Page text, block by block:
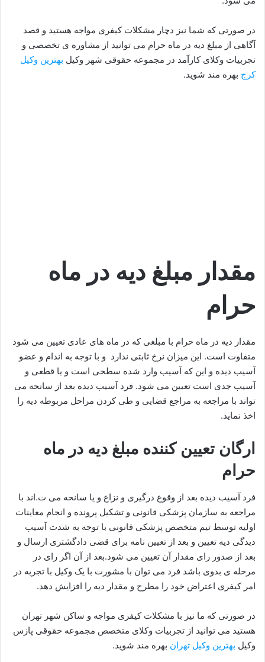
در صورتی که شما نیز دچار مشکلات کیفری مواجه هستید و قصد
آگاهی از مبلغ دیه در ماه حرام می توانید از مشاوره ی تخصصی و
تجربیات وکلای کارآمد در مجموعه حقوقی شهر وکیل بهترین وکیل
کرج بهره مند شوید.
مقدار مبلغ دیه در ماه
حرام
مقدار دیه در ماه حرام با مبلغی که در ماه های عادی تعیین می شود
متفاوت است. این میزان نرخ ثابتی ندارد و با توجه به اندام و عضو
آسیب دیده و این که آسیب وارد شده سطحی است و یا قطعی و
آسیب جدی است تعیین می شود. فرد آسیب دیده بعد از سانحه می
تواند با مراجعه به مراجع قضایی و طی کردن مراحل مربوطه دیه را
اخذ نماید.
ارگان تعیین کننده مبلغ دیه در ماه
حرام
فرد آسیب دیده بعد از وقوع درگیری و نزاع و یا سانحه می ت.اند با
مراجعه به سازمان پزشکی قانونی و تشکیل پرونده و انجام معاینات
اولیه توسط تیم متخصص پزشکی قانونی با توجه به شدت آسیب
دیدگی دیه تعیین و بعد از تعیین نامه برای قضی دادگشتری ارسال و
بعد از صدور رای مقدار آن تعیین می شود.بعد از آن اگر رای در
مرحله ی بدوی باشد فرد می توان با مشورت با یک وکیل با تجربه در
امر کیفری اعتراض خود را مطرح و مقدار دیه را افزایش دهد.
در صورتی که ما نیز با مشکلات کیفری مواجه و ساکن شهر تهران
هستید می توانید از تجربیات وکلای متخصص مجموعه حقوقی پازس
وکیل بهترین وکیل تهران بهره مند شوید.